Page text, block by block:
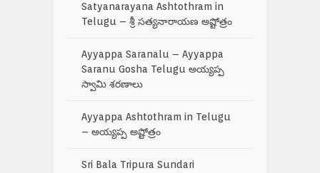
Satyanarayana Ashtothram in
Telugu – శ్రీ సత్యనారాయణ అష్టోత్రం
Ayyappa Saranalu – Ayyappa
Saranu Gosha Telugu అయ్యప్ప
స్వామి శరణాలు
Ayyappa Ashtothram in Telugu
– అయ్యప్ప అష్టోత్రం
Sri Bala Tripura Sundari